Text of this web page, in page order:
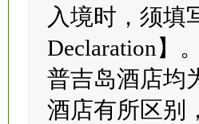
护照及出境机
入境时，须填
Declaration】
普吉岛酒店均